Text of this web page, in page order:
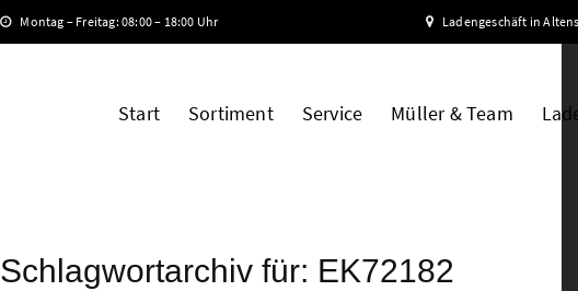
Montag – Freitag: 08:00 – 18:00 Uhr Ladengeschäft in
Start Sortiment Service Müller & Team
Schlagwortarchiv für: EK72182